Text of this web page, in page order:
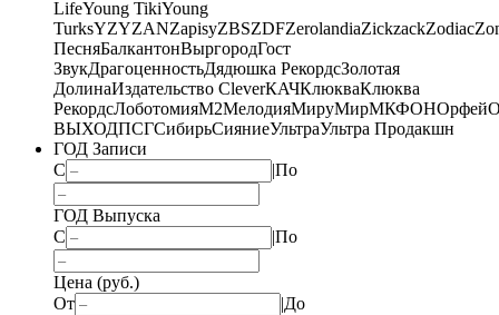
LifeYoung TikiYoung
TurksYZYZANZapisyZBSZDFZerolandiaZickzackZodiac
ПесняБалкантонВыргородГост
ЗвукДрагоценностьДядюшка РекордсЗолотая
ДолинаИздательство CleverКАЧКлюкваКлюква
РекордсЛоботомияМ2МелодияМируМирМКФОНОрфей
ВЫХОДПСГСибирьСияниеУльтраУльтра Продакшн
ГОД Записи
С
|По
ГОД Выпуска
С
|По
Цена (руб.)
От
|До